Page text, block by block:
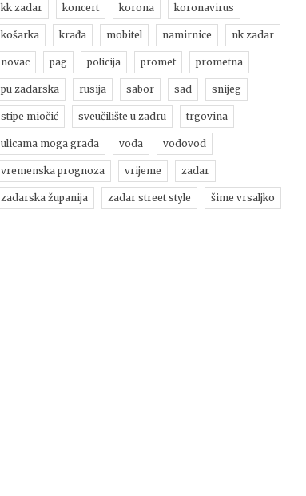
kk zadar koncert korona koronavirus
košarka krađa mobitel namirnice nk zadar
novac pag policija promet prometna
pu zadarska rusija sabor sad snijeg
stipe miočić sveučilište u zadru trgovina
ulicama moga grada voda vodovod
vremenska prognoza vrijeme zadar
zadarska županija zadar street style šime vrsaljko